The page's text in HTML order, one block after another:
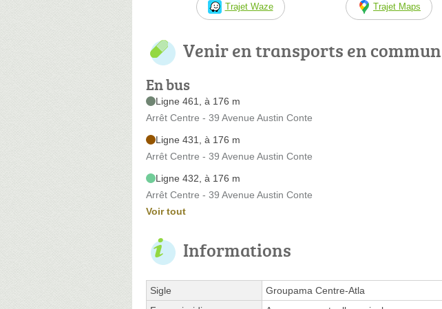
Trajet Waze Trajet Maps
Venir en transports en commun
En bus
Ligne 461, à 176 m
Arrêt Centre - 39 Avenue Austin Conte
Ligne 431, à 176 m
Arrêt Centre - 39 Avenue Austin Conte
Ligne 432, à 176 m
Arrêt Centre - 39 Avenue Austin Conte
Voir tout
Informations
Sigle
Groupama Centre-Atla